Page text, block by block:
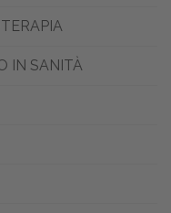
IN SANITÀ